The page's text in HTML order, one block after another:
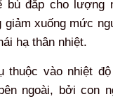
bù đắp cho lượng
giảm xuống mức
hạ thân nhiệt.
thuộc vào nhiệt
ngoài, bởi con